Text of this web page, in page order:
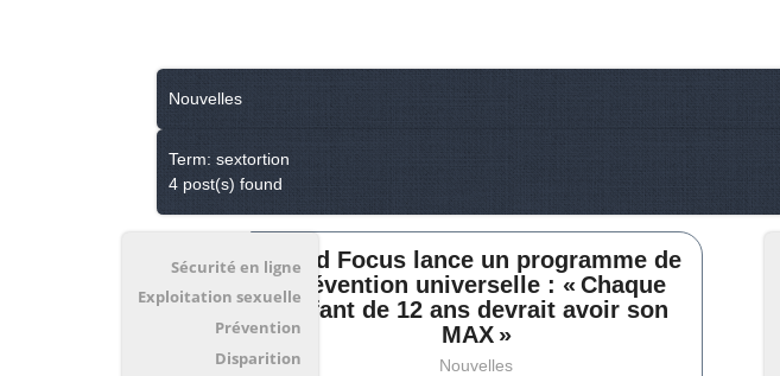
Nouvelles
Term: sextortion
4 post(s) found
Child Focus lance un programme de
prévention universelle : « Chaque
enfant de 12 ans devrait avoir son
MAX »
Nouvelles
Sécurité en ligne
Exploitation sexuelle
Prévention
Disparition